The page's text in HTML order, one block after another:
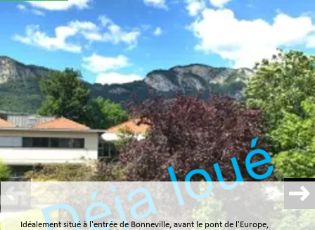
Plus d'informations
financières
Plus de
détails
la
copropriété
Idéalement situé à l'entrée de Bonneville, avant le pont de l'Europe,